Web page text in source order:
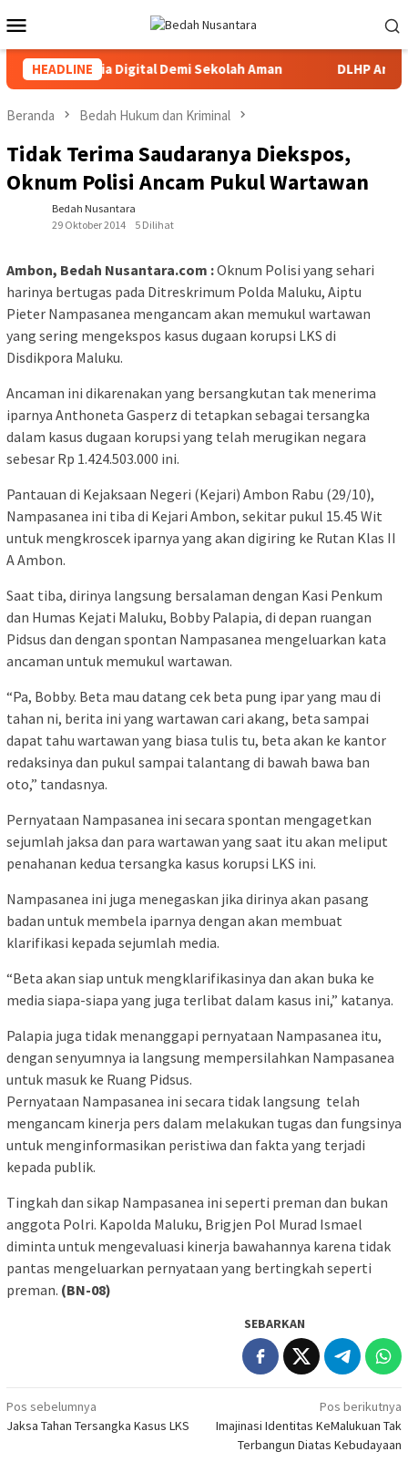
ke
kontenMobile
HEADLINE
Bermedia Digital Demi Sekolah Aman DLHP
Beranda Bedah Hukum dan Kriminal
Tidak Terima Saudaranya Diekspos,
Oknum Polisi Ancam Pukul Wartawan
Bedah Nusantara
29 Oktober 2014
5 Dilihat
Ambon, Bedah Nusantara.com :Oknum Polisi yang sehari
harinya bertugas pada Ditreskrimum Polda Maluku, Aiptu
Pieter Nampasanea mengancam akan memukul wartawan
yang sering mengekspos kasus dugaan korupsi LKS di
Disdikpora Maluku.
Ancaman ini dikarenakan yang bersangkutan tak menerima
iparnya Anthoneta Gasperz di tetapkan sebagai tersangka
dalam kasus dugaan korupsi yang telah merugikan negara
sebesar Rp 1.424.503.000 ini.
Pantauan di Kejaksaan Negeri (Kejari) Ambon Rabu (29/10),
Nampasanea ini tiba di Kejari Ambon, sekitar pukul 15.45 Wit
untuk mengkroscek iparnya yang akan digiring ke Rutan Klas II
A Ambon.
Saat tiba, dirinya langsung bersalaman dengan Kasi Penkum
dan Humas Kejati Maluku, Bobby Palapia, di depan ruangan
Pidsus dan dengan spontan Nampasanea mengeluarkan kata
ancaman untuk memukul wartawan.
“Pa, Bobby. Beta mau datang cek beta pung ipar yang mau di
tahan ni, berita ini yang wartawan cari akang, beta sampai
dapat tahu wartawan yang biasa tulis tu, beta akan ke kantor
redaksinya dan pukul sampai talantang di bawah bawa ban
oto,” tandasnya.
Pernyataan Nampasanea ini secara spontan mengagetkan
sejumlah jaksa dan para wartawan yang saat itu akan meliput
penahanan kedua tersangka kasus korupsi LKS ini.
Nampasanea ini juga menegaskan jika dirinya akan pasang
badan untuk membela iparnya dengan akan membuat
klarifikasi kepada sejumlah media.
“Beta akan siap untuk mengklarifikasinya dan akan buka ke
media siapa-siapa yang juga terlibat dalam kasus ini,” katanya.
Palapia juga tidak menanggapi pernyataan Nampasanea itu,
dengan senyumnya ia langsung mempersilahkan Nampasanea
untuk masuk ke Ruang Pidsus.
Pernyataan Nampasanea ini secara tidak langsung telah
mengancam kinerja pers dalam melakukan tugas dan fungsinya
untuk menginformasikan peristiwa dan fakta yang terjadi
kepada publik.
Tingkah dan sikap Nampasanea ini seperti preman dan bukan
anggota Polri. Kapolda Maluku, Brigjen Pol Murad Ismael
diminta untuk mengevaluasi kinerja bawahannya karena tidak
pantas mengeluarkan pernyataan yang bertingkah seperti
preman. (BN-08)
SEBARKAN
Navigasi
pos
Pos sebelumnya
Jaksa Tahan Tersangka Kasus LKS
Pos berikutnya
Imajinasi Identitas KeMalukuan Tak
Terbangun Diatas Kebudayaan